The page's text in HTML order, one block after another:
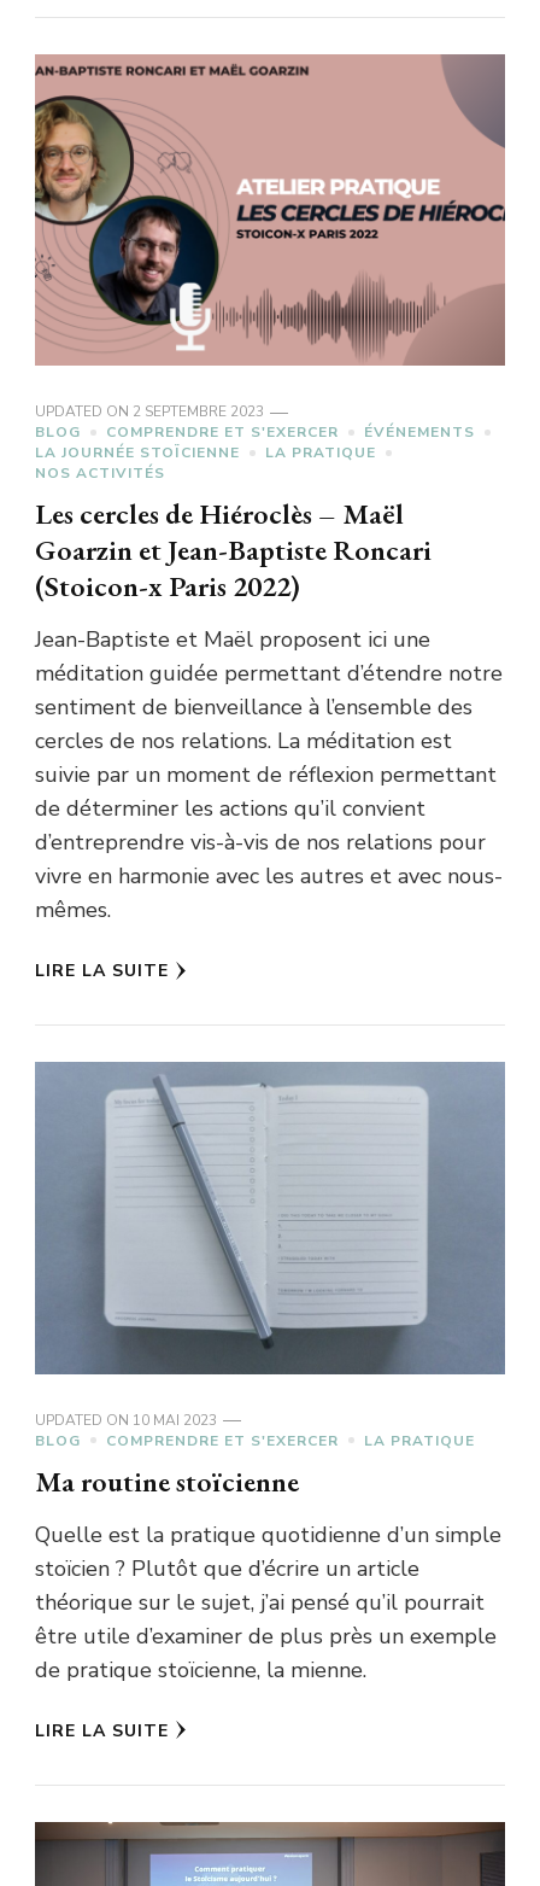
UPDATED ON 2 SEPTEMBRE 2023
BLOG
COMPRENDRE ET S'EXERCER
ÉVÉNEMENTS
LA JOURNÉE STOÏCIENNE
LA PRATIQUE
NOS ACTIVITÉS
Les cercles de Hiéroclès – Maël
Goarzin et Jean-Baptiste Roncari
(Stoicon-x Paris 2022)
Jean-Baptiste et Maël proposent ici une
méditation guidée permettant d’étendre notre
sentiment de bienveillance à l’ensemble des
cercles de nos relations. La méditation est
suivie par un moment de réflexion permettant
de déterminer les actions qu’il convient
d’entreprendre vis-à-vis de nos relations pour
vivre en harmonie avec les autres et avec nous-
mêmes.
LIRE LA SUITE
UPDATED ON 10 MAI 2023
BLOG
COMPRENDRE ET S'EXERCER LA PRATIQUE
Ma routine stoïcienne
Quelle est la pratique quotidienne d’un simple
stoïcien ? Plutôt que d’écrire un article
théorique sur le sujet, j’ai pensé qu’il pourrait
être utile d’examiner de plus près un exemple
de pratique stoïcienne, la mienne.
LIRE LA SUITE